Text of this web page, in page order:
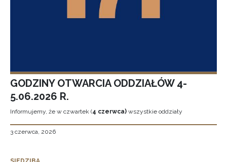
GODZINY OTWARCIA ODDZIAŁÓW 4-
5.06.2026 R.
Informujemy, że w czwartek (4 czerwca) wszystkie oddziały
3 czerwca, 2026